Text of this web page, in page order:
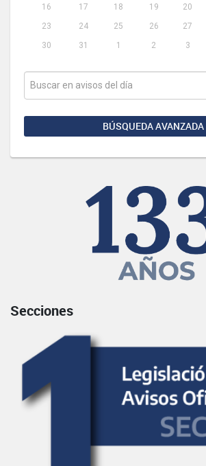
16
17 18 19 20
23
24 25 26 27
30
31 1 2 3
BÚSQUEDA AVANZADA
Secciones